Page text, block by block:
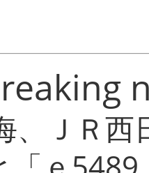
、ＪＲ